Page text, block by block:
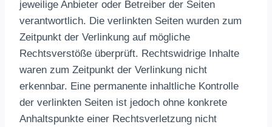
jeweilige Anbieter oder Betreiber der Seiten
verantwortlich. Die verlinkten Seiten wurden zum
Zeitpunkt der Verlinkung auf mögliche
Rechtsverstöße überprüft. Rechtswidrige Inhalte
waren zum Zeitpunkt der Verlinkung nicht
erkennbar. Eine permanente inhaltliche Kontrolle
der verlinkten Seiten ist jedoch ohne konkrete
Anhaltspunkte einer Rechtsverletzung nicht